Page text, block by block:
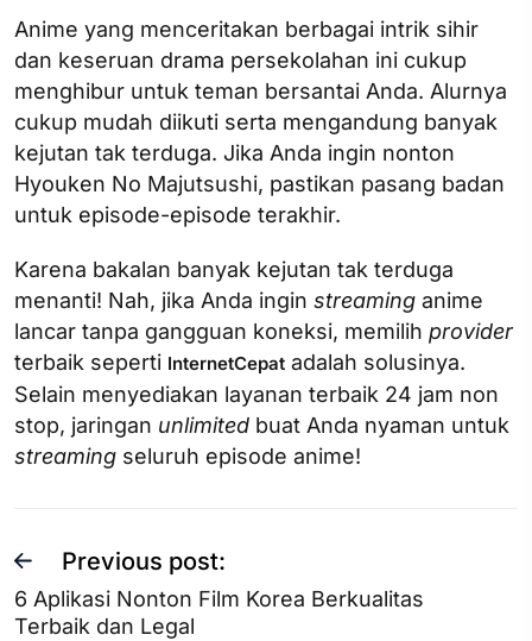
Anime yang menceritakan berbagai intrik sihir
dan keseruan drama persekolahan ini cukup
menghibur untuk teman bersantai Anda. Alurnya
cukup mudah diikuti serta mengandung banyak
kejutan tak terduga. Jika Anda ingin nonton
Hyouken No Majutsushi, pastikan pasang badan
untuk episode-episode terakhir.
Karena bakalan banyak kejutan tak terduga
menanti! Nah, jika Anda ingin streaming anime
lancar tanpa gangguan koneksi, memilih provider
terbaik seperti InternetCepat adalah solusinya.
Selain menyediakan layanan terbaik 24 jam non
stop, jaringan unlimited buat Anda nyaman untuk
streaming seluruh episode anime!
Previous post:
6 Aplikasi Nonton Film Korea Berkualitas
Terbaik dan Legal